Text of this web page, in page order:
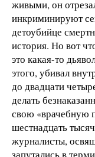
живыми, он
инкриминируют
детоубийце
история. Но вот
это какая-то
этого, убивал
до двадцати
делать
свою «врачебную
шестнадцать
журналисты,
запутались в